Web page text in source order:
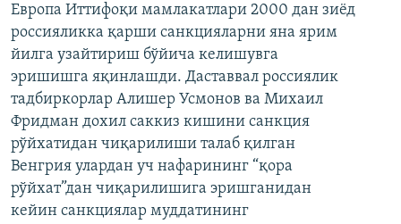
Европа Иттифоқи мамлакатлари 2000 дан зиёд
россияликка қарши санкцияларни яна ярим
йилга узайтириш бўйича келишувга
эришишга яқинлашди. Даставвал россиялик
тадбиркорлар Алишер Усмонов ва Михаил
Фридман дохил саккиз кишини санкция
рўйхатидан чиқарилиши талаб қилган
Венгрия улардан уч нафарининг “қора
рўйхат”дан чиқарилишига эришганидан
кейин санкциялар муддатининг